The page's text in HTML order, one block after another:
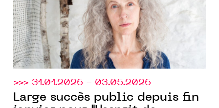
>>> 31.01.2026 - 03.05.2026
Large succès public depuis fin